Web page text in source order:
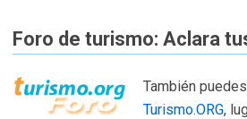
Foro de turismo: Aclara
También
Turismo.ORG,